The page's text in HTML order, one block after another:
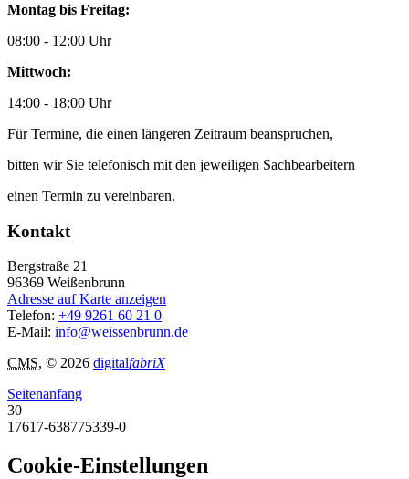
Montag bis Freitag:
08:00 - 12:00 Uhr
Mittwoch:
14:00 - 18:00 Uhr
Für Termine, die einen längeren Zeitraum beanspruchen,
bitten wir Sie telefonisch mit den jeweiligen Sachbearbeitern
einen Termin zu vereinbaren.
Kontakt
Bergstraße 21
96369 Weißenbrunn
Adresse auf Karte anzeigen
Telefon: +49 9261 60 21 0
E-Mail: info@weissenbrunn.de
CMS, © 2026 digitalfabriX
Seitenanfang
30
17617-638775339-0
Cookie-Einstellungen